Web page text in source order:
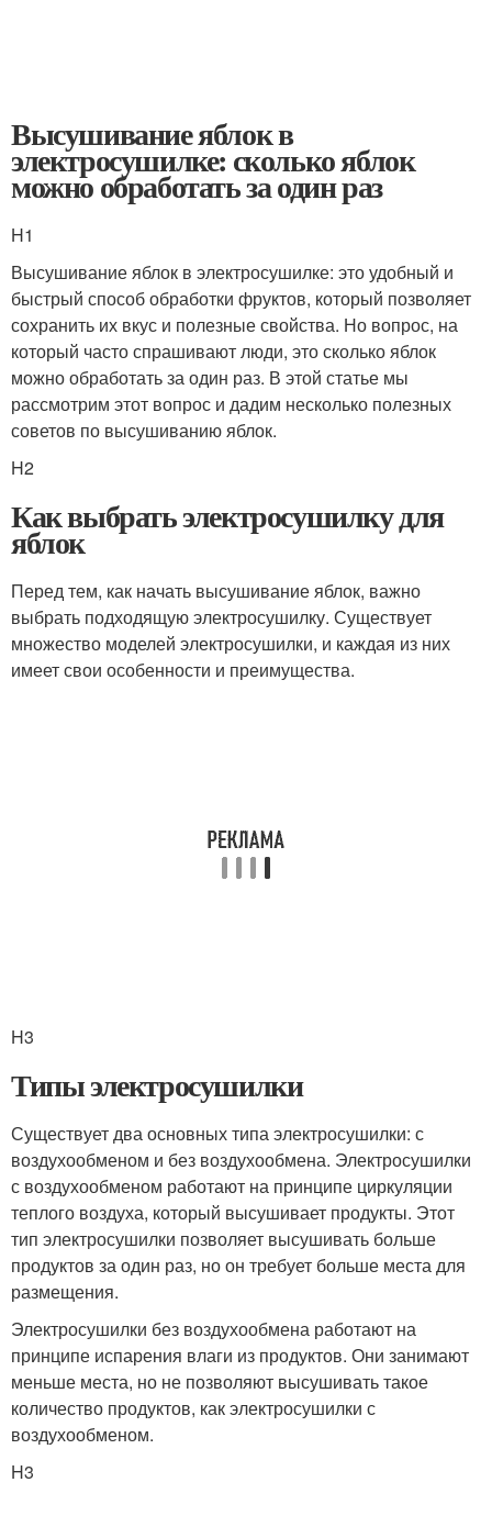
Высушивание яблок в
электросушилке: сколько яблок
можно обработать за один раз
H1
Высушивание яблок в электросушилке: это удобный и
быстрый способ обработки фруктов, который позволяет
сохранить их вкус и полезные свойства. Но вопрос, на
который часто спрашивают люди, это сколько яблок
можно обработать за один раз. В этой статье мы
рассмотрим этот вопрос и дадим несколько полезных
советов по высушиванию яблок.
H2
Как выбрать электросушилку для
яблок
Перед тем, как начать высушивание яблок, важно
выбрать подходящую электросушилку. Существует
множество моделей электросушилки, и каждая из них
имеет свои особенности и преимущества.
H3
Типы электросушилки
Существует два основных типа электросушилки: с
воздухообменом и без воздухообмена. Электросушилки
с воздухообменом работают на принципе циркуляции
теплого воздуха, который высушивает продукты. Этот
тип электросушилки позволяет высушивать больше
продуктов за один раз, но он требует больше места для
размещения.
Электросушилки без воздухообмена работают на
принципе испарения влаги из продуктов. Они занимают
меньше места, но не позволяют высушивать такое
количество продуктов, как электросушилки с
воздухообменом.
H3